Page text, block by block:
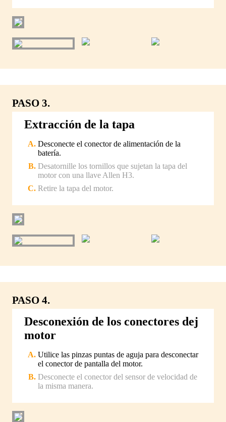
PASO 3.
Extracción de la tapa
Desconecte el conector de alimentación de la
batería.
Desatornille los tornillos que sujetan la tapa del
motor con una llave Allen H3.
Retire la tapa del motor.
PASO 4.
Desconexión de los conectores dej
motor
Utilice las pinzas puntas de aguja para desconectar
el conector de pantalla del motor.
Desconecte el conector del sensor de velocidad de
la misma manera.